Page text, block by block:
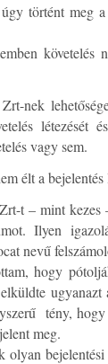
történt meg
követelés
nek
létezését
vagy sem.
élt a bejelentés
t – mint kezes
Ilyen
nevű
hogy
tény,
meg.
olyan